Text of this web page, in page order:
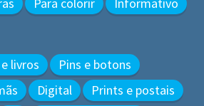
livros
Pins e botons
Digital
Prints e postais